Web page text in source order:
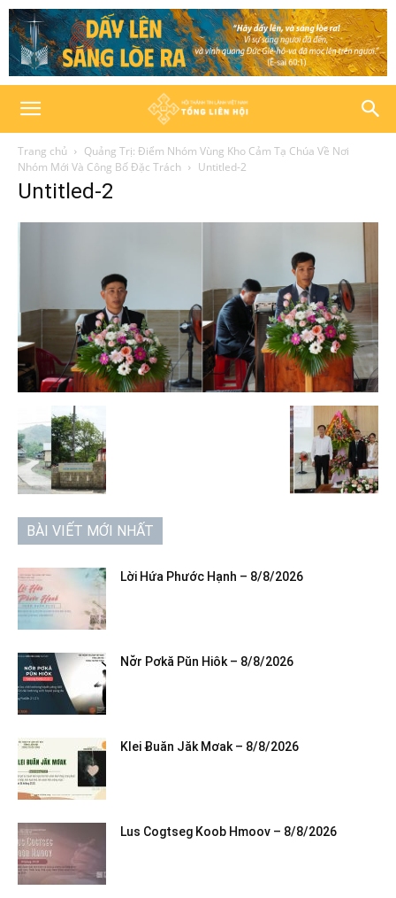
Trang chủ
Quảng Trị: Điểm Nhóm Vùng Kho Cảm Tạ Chúa Về Nơi
Nhóm Mới Và Công Bố Đặc Trách
Untitled-2
Untitled-2
BÀI VIẾT MỚI NHẤT
Lời Hứa Phước Hạnh – 8/8/2026
Nơ̆r Pơkă Pŭn Hiôk – 8/8/2026
Klei Ƀuăn Jăk Mơak – 8/8/2026
Lus Cogtseg Koob Hmoov – 8/8/2026